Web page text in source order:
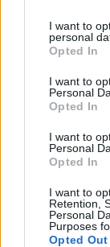
I want to
personal
Opted In
I want to
Personal
Opted In
I want to
Personal
Opted In
I want to
Retention,
Personal
Purposes
Opted Out
ινών.
6.
στην